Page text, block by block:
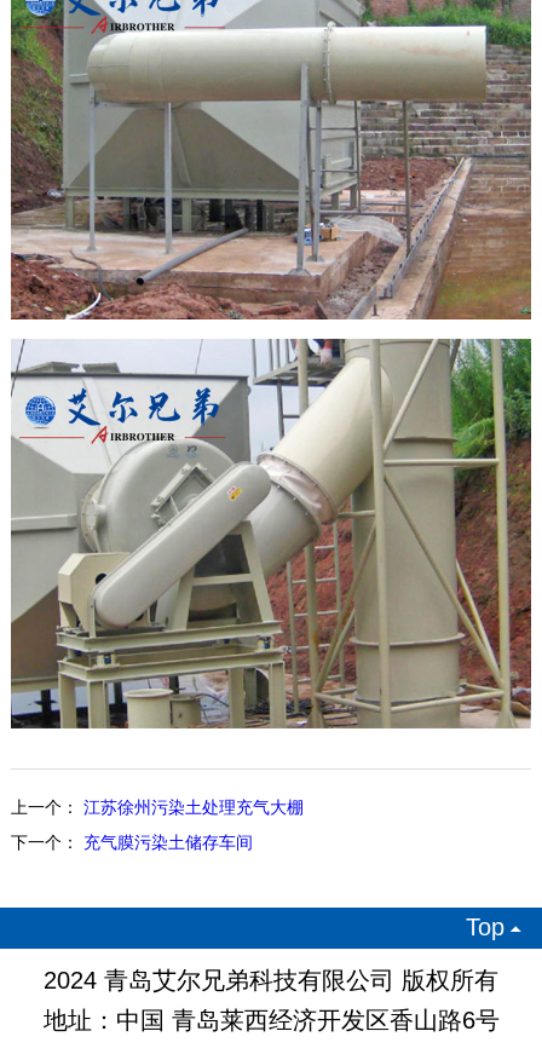
上一个： 江苏徐州污染土处理充气大棚
下一个： 充气膜污染土储存车间
Top
2024 青岛艾尔兄弟科技有限公司 版权所有
地址：中国 青岛莱西经济开发区香山路6号